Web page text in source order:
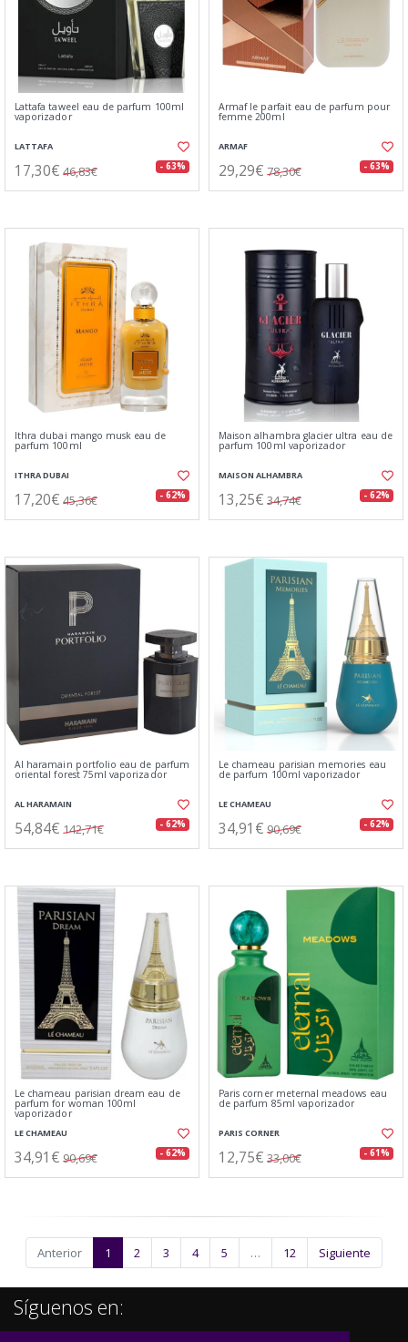
Lattafa taweel eau de parfum 100ml
vaporizador
LATTAFA
17,30€ 46,83€ - 63%
Armaf le parfait eau de parfum pour
femme 200ml
ARMAF
29,29€ 78,30€ - 63%
Ithra dubai mango musk eau de
parfum 100ml
ITHRA DUBAI
17,20€ 45,36€ - 62%
Maison alhambra glacier ultra eau de
parfum 100ml vaporizador
MAISON ALHAMBRA
13,25€ 34,74€ - 62%
Al haramain portfolio eau de parfum
oriental forest 75ml vaporizador
AL HARAMAIN
54,84€ 142,71€ - 62%
Le chameau parisian memories eau
de parfum 100ml vaporizador
LE CHAMEAU
34,91€ 90,69€ - 62%
Le chameau parisian dream eau de
parfum for woman 100ml
vaporizador
LE CHAMEAU
34,91€ 90,69€ - 62%
Paris corner meternal meadows eau
de parfum 85ml vaporizador
PARIS CORNER
12,75€ 33,00€ - 61%
Anterior 1 2 3 4 5 … 12 Siguiente
Síguenos en: